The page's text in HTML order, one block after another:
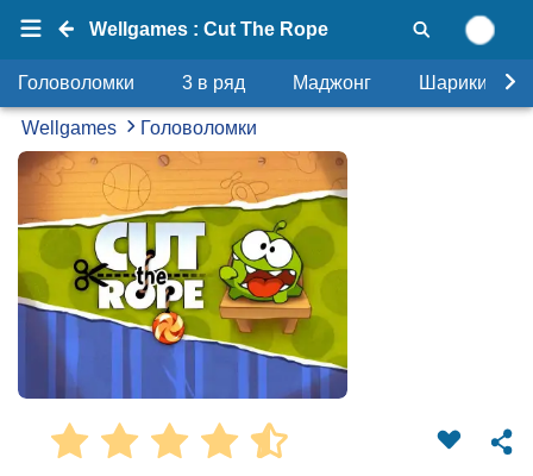
Wellgames : Cut The Rope
Головоломки 3 в ряд Маджонг Шарики
Wellgames Головоломки